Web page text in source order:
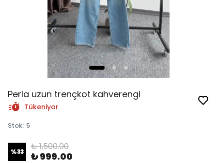
Perla uzun trençkot kahverengi
Tükeniyor
Stok: 5
%33 ₺ 1,500.00
₺ 999.00